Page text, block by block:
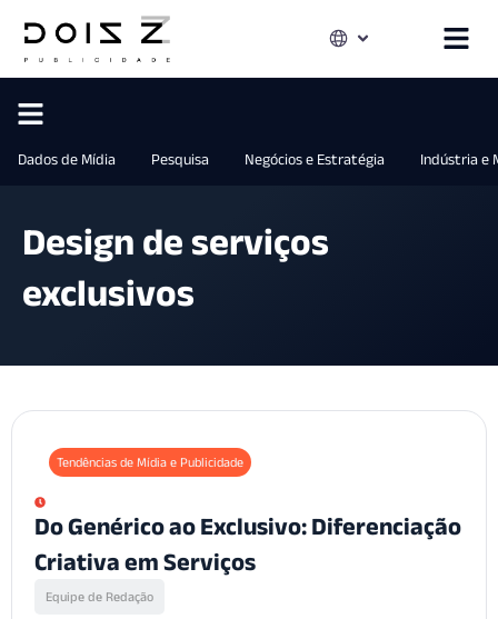
Dados de Mídia Pesquisa Negócios e Estratégia Indústria e
Design de serviços
exclusivos
Tendências de Mídia e Publicidade
Do Genérico ao Exclusivo: Diferenciação
Criativa em Serviços
Equipe de Redação